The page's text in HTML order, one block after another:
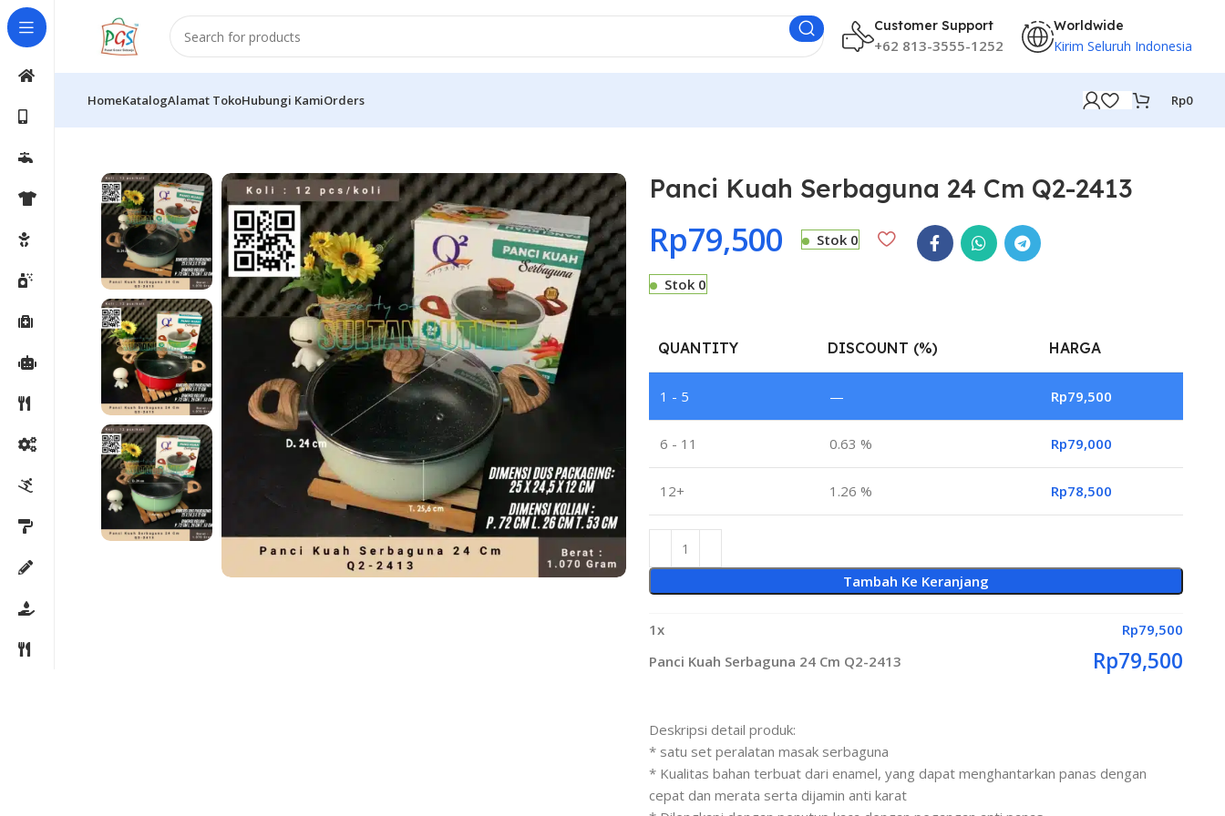
Customer Support
+62 813-3555-1252
Worldwide
Kirim Seluruh Indonesia
HomeKatalogAlamat TokoHubungi KamiOrders Rp0
Panci Kuah Serbaguna 24 Cm Q2-2413
Rp79,500 Stok 0
Stok 0
QUANTITY DISCOUNT (%) HARGA
1 - 5 — Rp79,500
6 - 11 0.63 % Rp79,000
12+ 1.26 % Rp78,500
Tambah Ke Keranjang
1x Rp79,500
Panci Kuah Serbaguna 24 Cm Q2-2413
Rp79,500
Deskripsi detail produk:
* satu set peralatan masak serbaguna
* Kualitas bahan terbuat dari enamel, yang dapat menghantarkan panas dengan
cepat dan merata serta dijamin anti karat